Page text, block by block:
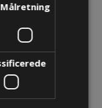
32G - M20 -
kabelforskruning -
Målretning